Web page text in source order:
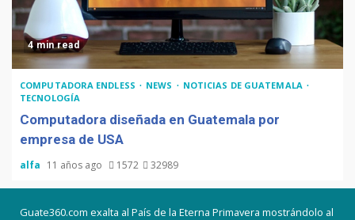
4 min read
COMPUTADORA ENDLESS NEWS
NOTICIAS DE GUATEMALA
TECNOLOGÍA
Computadora diseñada en Guatemala por
empresa de USA
alfa 11 años ago 1572 32989
Guate360.com exalta al País de la Eterna Primavera mostrándolo al